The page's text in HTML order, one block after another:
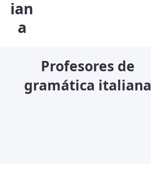
ian
a
Profesores de
gramática italiana